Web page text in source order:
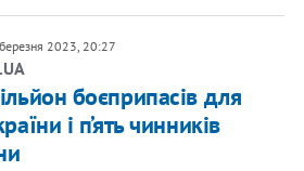
2023, 20:27
боєприпасів для
і п’ять чинників